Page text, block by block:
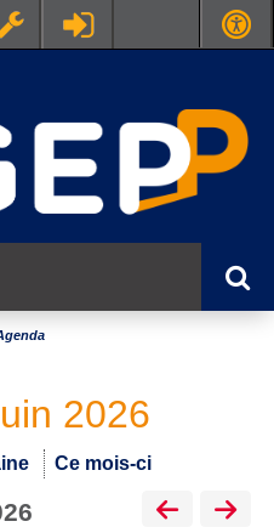
2026
Ce mois-ci